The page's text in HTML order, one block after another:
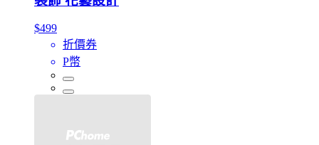
$499
折價券
P幣